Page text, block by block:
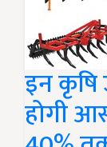
इन
होगी